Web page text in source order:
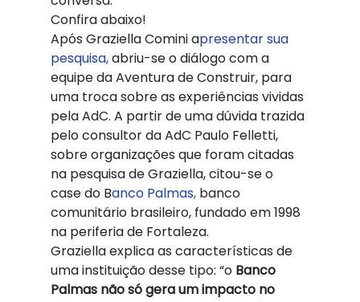
Confira abaixo!
Após Graziella Comini apresentar sua
pesquisa, abriu-se o diálogo com a
equipe da Aventura de Construir, para
uma troca sobre as experiências vividas
pela AdC. A partir de uma dúvida trazida
pelo consultor da AdC Paulo Felletti,
sobre organizações que foram citadas
na pesquisa de Graziella, citou-se o
case do Banco Palmas, banco
comunitário brasileiro, fundado em 1998
na periferia de Fortaleza.
Graziella explica as características de
uma instituição desse tipo: “o Banco
Palmas não só gera um impacto no